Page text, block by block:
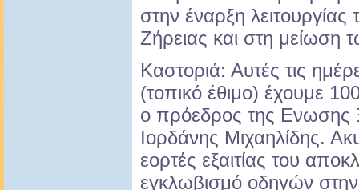
στην έναρξη λειτουργίας
Ζήρειας και στη μείωση
Καστοριά: Αυτές τις
(τοπικό έθιμο) έχουμε
ο πρόεδρος της Ενωσης
Ιορδάνης Μιχαηλίδης.
εορτές εξαιτίας του
εγκλωβισμό οδηγών